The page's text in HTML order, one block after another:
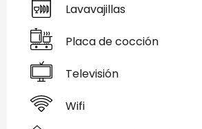
Lavavajillas
Placa de cocción
Televisión
Wifi